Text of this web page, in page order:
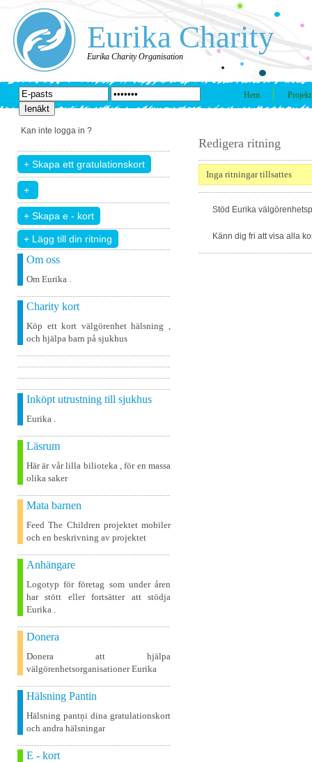
Eurika Charity
Eurika Charity Organisation
Hem Projekt
Kan inte logga in ?
+ Lägg till din ritning
Om oss
Om Eurika .
Charity kort
Köp ett kort välgörenhet hälsning ,
och hjälpa barn på sjukhus
Inköpt utrustning till sjukhus
Eurika .
Läsrum
Här är vår lilla bilioteka , för en massa
olika saker
Mata barnen
Feed The Children projektet mobiler
och en beskrivning av projektet
Anhängare
Logotyp för företag som under åren
har stött eller fortsätter att stödja
Eurika .
Donera
Donera att hjälpa
välgörenhetsorganisationer Eurika
Hälsning Pantin
Hälsning pantņi dina gratulationskort
och andra hälsningar
E - kort
Redigera ritning
Inga ritningar tillsattes
Stöd Eurika
Känn dig fri att visa alla